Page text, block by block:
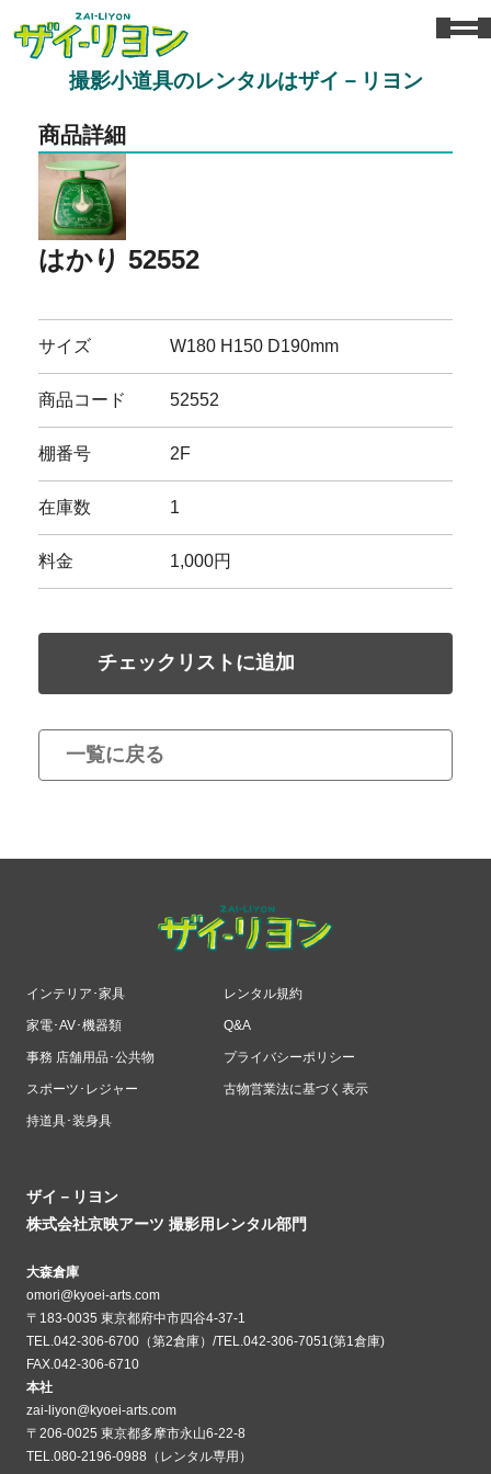
撮影小道具のレンタルはザイ－リヨン
商品詳細
はかり 52552
サイズ W180 H150 D190mm
商品コード 52552
棚番号 2F
在庫数 1
料金 1,000円
チェックリストに追加
一覧に戻る
インテリア･家具
家電･AV･機器類
事務 店舗用品･公共物
スポーツ･レジャー
持道具･装身具
レンタル規約
Q&A
プライバシーポリシー
古物営業法に基づく表示
ザイ－リヨン
株式会社京映アーツ 撮影用レンタル部門
大森倉庫
omori@kyoei-arts.com
〒183-0035 東京都府中市四谷4-37-1
TEL.042-306-6700（第2倉庫）/TEL.042-306-7051(第1倉庫)
FAX.042-306-6710
本社
zai-liyon@kyoei-arts.com
〒206-0025 東京都多摩市永山6-22-8
TEL.080-2196-0988（レンタル専用）